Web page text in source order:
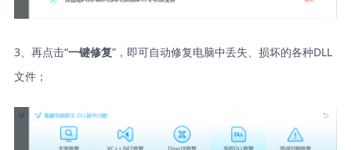
3、再点击“一键修复”，即可自动修复电脑中丢失、损坏的各种DLL
文件；